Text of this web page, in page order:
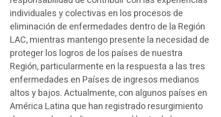
individuales y colectivas en los procesos de
eliminación de enfermedades dentro de la Región
LAC, mientras mantengo presente la necesidad de
proteger los logros de los países de nuestra
Región, particularmente en la respuesta a las tres
enfermedades en Países de ingresos medianos
altos y bajos. Actualmente, con algunos países en
América Latina que han registrado resurgimiento